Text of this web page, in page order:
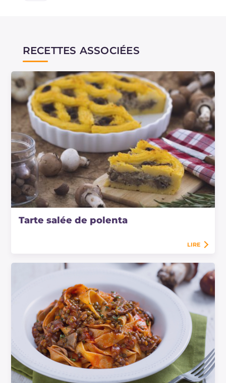
RECETTES ASSOCIÉES
Tarte salée de polenta
LIRE